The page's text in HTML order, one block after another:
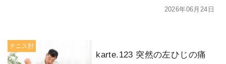
2026年06月24日
テニス肘
karte.123 突然の左ひじの痛